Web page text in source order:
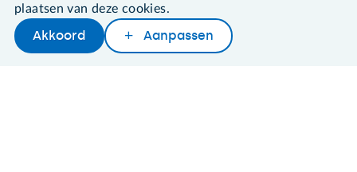
Later lezen Delen Woordenboek
About SeniorWeb
plaatsen van deze cookies.
Akkoord Aanpassen